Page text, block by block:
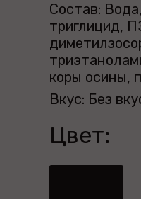
Состав:
триглицид,
коры осины,
Вкус: Без
Цвет: